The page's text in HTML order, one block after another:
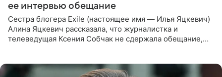
ее интервью обещание
Сестра блогера Exile (настоящее имя — Илья Яцкевич)
Алина Яцкевич рассказала, что журналистка и
телеведущая Ксения Собчак не сдержала обещание,